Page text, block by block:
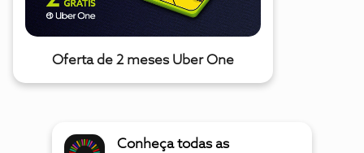
Oferta de 2 meses Uber One
Conheça todas as